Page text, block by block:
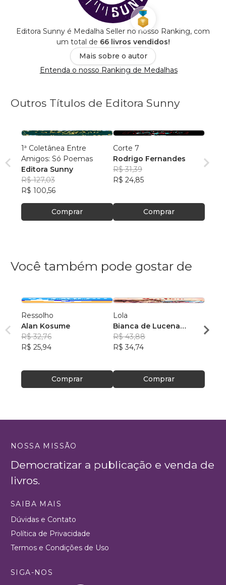
Editora Sunny é Medalha Seller no nosso Ranking, com
um total de 66 livros vendidos!
Mais sobre o autor
Entenda o nosso Ranking de Medalhas
Outros Títulos de Editora Sunny
1ª Coletânea Entre
Amigos: Só Poemas
Editora Sunny
R$ 127,03
R$ 100,56
Comprar
Corte 7
Rodrigo Fernandes
R$ 31,39
R$ 24,85
Comprar
Você também pode gostar de
Ressolho
Alan Kosume
R$ 32,76
R$ 25,94
Comprar
Lola
Bianca de Lucena
Coutinho de Oliveira
R$ 43,88
R$ 34,74
Comprar
EM...
NOSSA MISSÃO
Democratizar a publicação e venda de
livros.
SAIBA MAIS
Dúvidas e Contato
Política de Privacidade
Termos e Condições de Uso
SIGA-NOS